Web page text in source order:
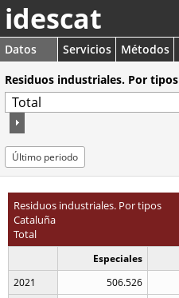
idescat
Datos Servicios Métodos
Residuos industriales. Por tipos
Último periodo
Residuos industriales. Por tipos
Cataluña
Total
Especiales
2021
506.526